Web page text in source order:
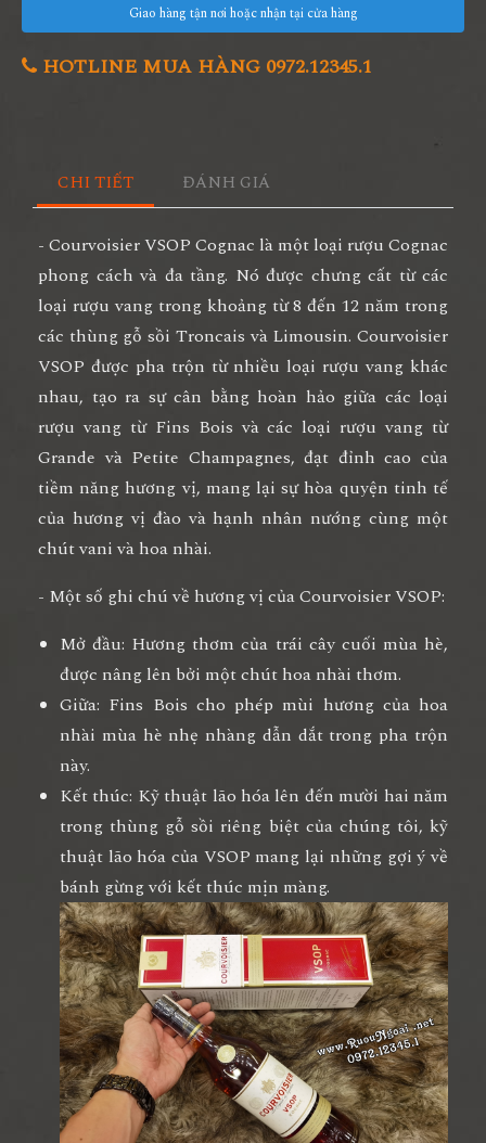
Giao hàng tận nơi hoặc nhận tại cửa hàng
HOTLINE MUA HÀNG 0972.12345.1
CHI TIẾT ĐÁNH GIÁ
- Courvoisier VSOP Cognac là một loại rượu Cognac
phong cách và đa tầng. Nó được chưng cất từ các
loại rượu vang trong khoảng từ 8 đến 12 năm trong
các thùng gỗ sồi Troncais và Limousin. Courvoisier
VSOP được pha trộn từ nhiều loại rượu vang khác
nhau, tạo ra sự cân bằng hoàn hảo giữa các loại
rượu vang từ Fins Bois và các loại rượu vang từ
Grande và Petite Champagnes, đạt đỉnh cao của
tiềm năng hương vị, mang lại sự hòa quyện tinh tế
của hương vị đào và hạnh nhân nướng cùng một
chút vani và hoa nhài.
- Một số ghi chú về hương vị của Courvoisier VSOP:
Mở đầu: Hương thơm của trái cây cuối mùa hè,
được nâng lên bởi một chút hoa nhài thơm.
Giữa: Fins Bois cho phép mùi hương của hoa
nhài mùa hè nhẹ nhàng dẫn dắt trong pha trộn
này.
Kết thúc: Kỹ thuật lão hóa lên đến mười hai năm
trong thùng gỗ sồi riêng biệt của chúng tôi, kỹ
thuật lão hóa của VSOP mang lại những gợi ý về
bánh gừng với kết thúc mịn màng.